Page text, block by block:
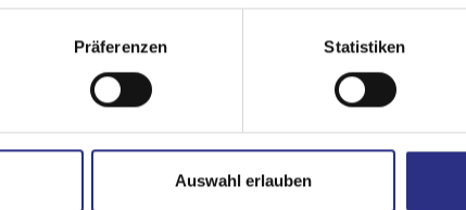
Präferenzen Statistiken
Auswahl erlauben